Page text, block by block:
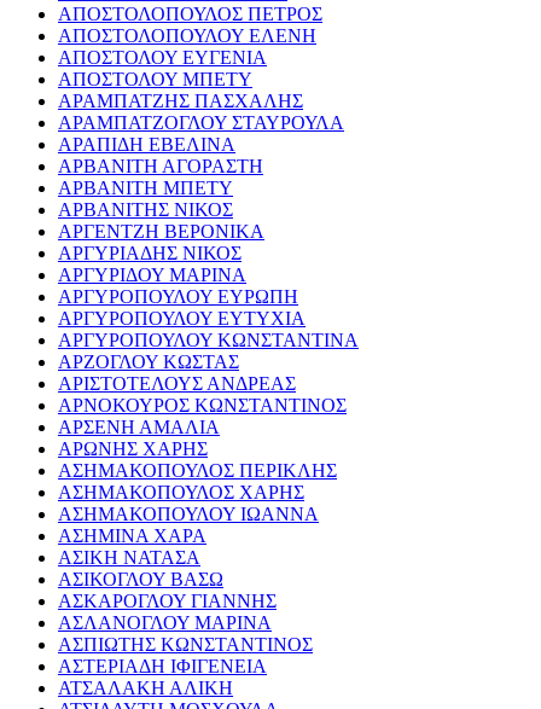
ΑΠΟΣΤΟΛΟΠΟΥΛΟΣ ΠΕΤΡΟΣ
ΑΠΟΣΤΟΛΟΠΟΥΛΟΥ ΕΛΕΝΗ
ΑΠΟΣΤΟΛΟΥ ΕΥΓΕΝΙΑ
ΑΠΟΣΤΟΛΟΥ ΜΠΕΤΥ
ΑΡΑΜΠΑΤΖΗΣ ΠΑΣΧΑΛΗΣ
ΑΡΑΜΠΑΤΖΟΓΛΟΥ ΣΤΑΥΡΟΥΛΑ
ΑΡΑΠΙΔΗ ΕΒΕΛΙΝΑ
ΑΡΒΑΝΙΤΗ ΑΓΟΡΑΣΤΗ
ΑΡΒΑΝΙΤΗ ΜΠΕΤΥ
ΑΡΒΑΝΙΤΗΣ ΝΙΚΟΣ
ΑΡΓΕΝΤΖΗ ΒΕΡΟΝΙΚΑ
ΑΡΓΥΡΙΑΔΗΣ ΝΙΚΟΣ
ΑΡΓΥΡΙΔΟΥ ΜΑΡΙΝΑ
ΑΡΓΥΡΟΠΟΥΛΟΥ ΕΥΡΩΠΗ
ΑΡΓΥΡΟΠΟΥΛΟΥ ΕΥΤΥΧΙΑ
ΑΡΓΥΡΟΠΟΥΛΟΥ ΚΩΝΣΤΑΝΤΙΝΑ
ΑΡΖΟΓΛΟΥ ΚΩΣΤΑΣ
ΑΡΙΣΤΟΤΕΛΟΥΣ ΑΝΔΡΕΑΣ
ΑΡΝΟΚΟΥΡΟΣ ΚΩΝΣΤΑΝΤΙΝΟΣ
ΑΡΣΕΝΗ ΑΜΑΛΙΑ
ΑΡΩΝΗΣ ΧΑΡΗΣ
ΑΣΗΜΑΚΟΠΟΥΛΟΣ ΠΕΡΙΚΛΗΣ
ΑΣΗΜΑΚΟΠΟΥΛΟΣ ΧΑΡΗΣ
ΑΣΗΜΑΚΟΠΟΥΛΟΥ ΙΩΑΝΝΑ
ΑΣΗΜΙΝΑ ΧΑΡΑ
ΑΣΙΚΗ ΝΑΤΑΣΑ
ΑΣΙΚΟΓΛΟΥ ΒΑΣΩ
ΑΣΚΑΡΟΓΛΟΥ ΓΙΑΝΝΗΣ
ΑΣΛΑΝΟΓΛΟΥ ΜΑΡΙΝΑ
ΑΣΠΙΩΤΗΣ ΚΩΝΣΤΑΝΤΙΝΟΣ
ΑΣΤΕΡΙΑΔΗ ΙΦΙΓΕΝΕΙΑ
ΑΤΣΑΛΑΚΗ ΑΛΙΚΗ